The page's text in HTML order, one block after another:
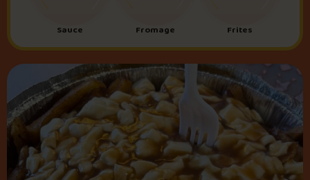
Sauce Fromage Frites